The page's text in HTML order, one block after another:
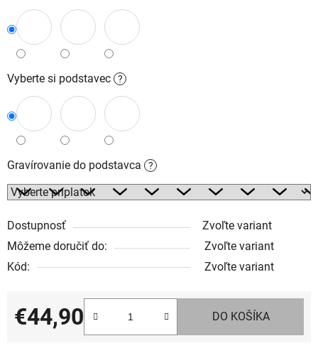
Vyberte si podstavec ?
Gravírovanie do podstavca ?
Dostupnosť
Zvoľte variant
Môžeme doručiť do:
Zvoľte variant
Kód:
Zvoľte variant
€44,90
Jednotková cena:
DO KOŠÍKA